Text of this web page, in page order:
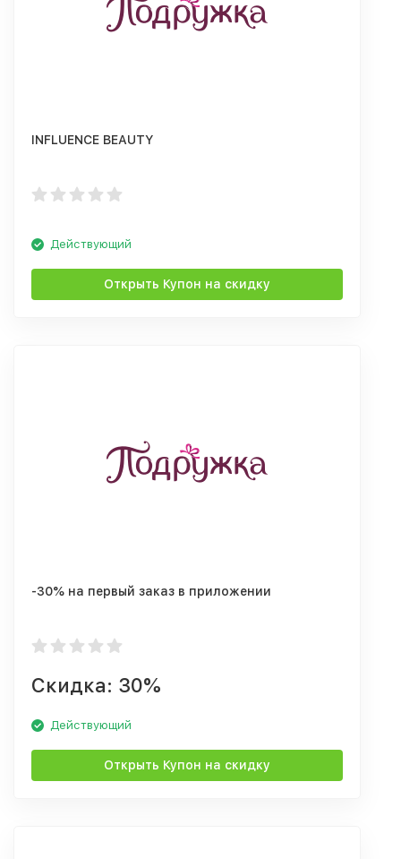
INFLUENCE BEAUTY
Действующий
Открыть Купон на скидку
-30% на первый заказ в приложении
Скидка: 30%
Действующий
Открыть Купон на скидку